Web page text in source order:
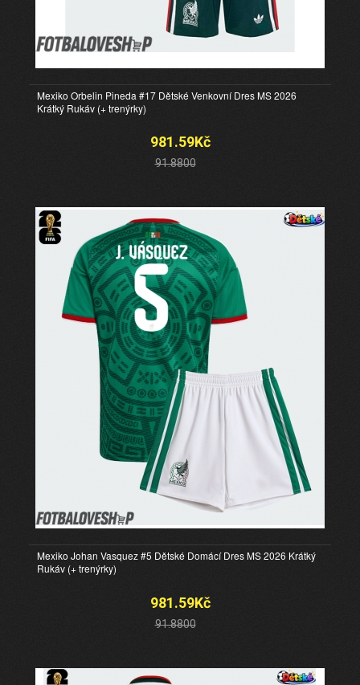
Mexiko Orbelin Pineda #17 Dětské Venkovní Dres MS 2026
Krátký Rukáv (+ trenýrky)
981.59Kč
91.8800
Mexiko Johan Vasquez #5 Dětské Domácí Dres MS 2026 Krátký
Rukáv (+ trenýrky)
981.59Kč
91.8800